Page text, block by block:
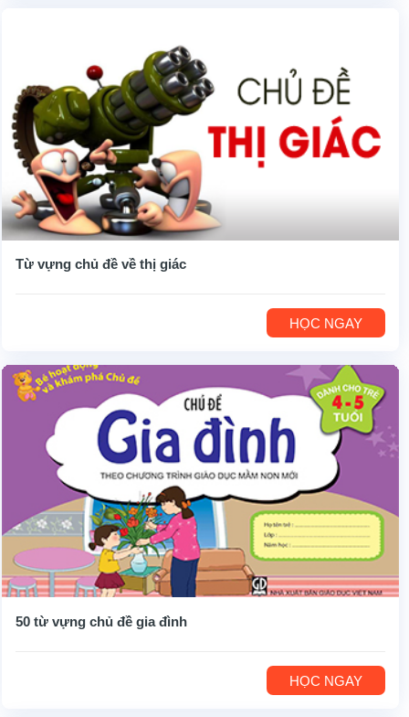
Từ vựng chủ đề về thị giác
HỌC NGAY
50 từ vựng chủ đề gia đình
HỌC NGAY